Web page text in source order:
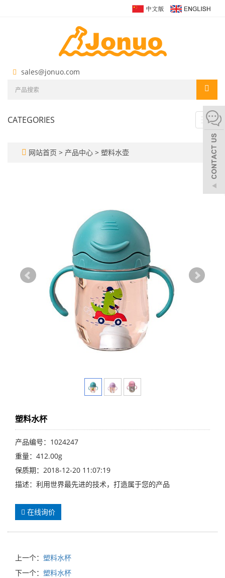
sales@jonuo.com
CATEGORIES
网站首页 > 产品中心 > 塑料水壶
塑料水杯
产品编号：1024247
重量：412.00g
保质期：2018-12-20 11:07:19
描述：利用世界最先进的技术，打造属于您的产品
在线询价
上一个： 塑料水杯
下一个： 塑料水杯